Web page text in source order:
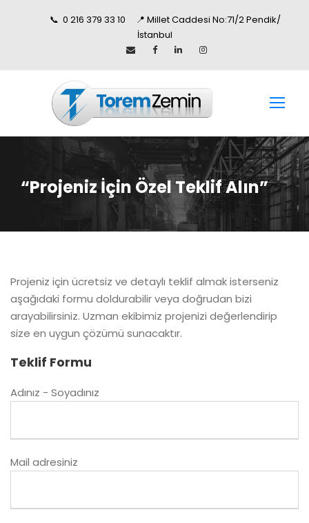
📞 0 216 379 33 10 📍 Millet Caddesi No:71/2 Pendik/
İstanbul
“Projeniz İçin Özel Teklif Alın”
Projeniz için ücretsiz ve detaylı teklif almak isterseniz
aşağıdaki formu doldurabilir veya doğrudan bizi
arayabilirsiniz. Uzman ekibimiz projenizi değerlendirip
size en uygun çözümü sunacaktır.
Teklif Formu
Adınız - Soyadınız
Mail adresiniz